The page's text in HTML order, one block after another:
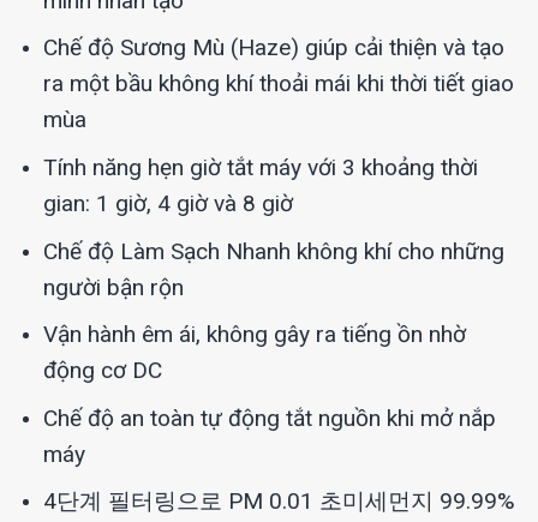
Chế độ Sương Mù (Haze) giúp cải thiện và tạo
ra một bầu không khí thoải mái khi thời tiết giao
mùa
Tính năng hẹn giờ tắt máy với 3 khoảng thời
gian: 1 giờ, 4 giờ và 8 giờ
Chế độ Làm Sạch Nhanh không khí cho những
người bận rộn
Vận hành êm ái, không gây ra tiếng ồn nhờ
động cơ DC
Chế độ an toàn tự động tắt nguồn khi mở nắp
máy
4단계 필터링으로 PM 0.01 초미세먼지 99.99%